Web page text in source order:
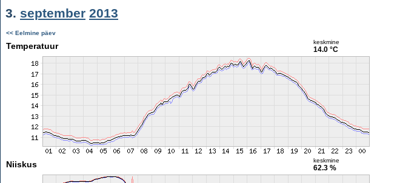
3. september 2013
<< Eelmine päev
Temperatuur keskmine
14.0 °C
Niiskus keskmine
62.3 %